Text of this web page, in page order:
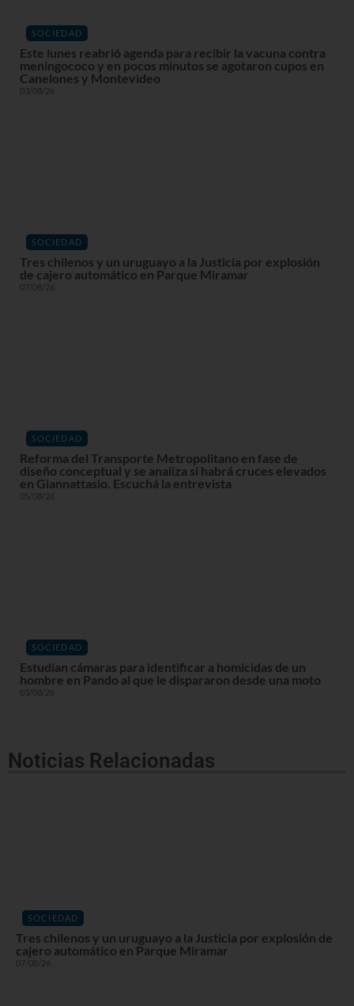
SOCIEDAD
Este lunes reabrió agenda para recibir la vacuna contra
meningococo y en pocos minutos se agotaron cupos en
Canelones y Montevideo
03/08/26
SOCIEDAD
Tres chilenos y un uruguayo a la Justicia por explosión
de cajero automático en Parque Miramar
07/08/26
SOCIEDAD
Reforma del Transporte Metropolitano en fase de
diseño conceptual y se analiza si habrá cruces elevados
en Giannattasio. Escuchá la entrevista
05/08/26
SOCIEDAD
Estudian cámaras para identificar a homicidas de un
hombre en Pando al que le dispararon desde una moto
03/08/26
Noticias Relacionadas
SOCIEDAD
Tres chilenos y un uruguayo a la Justicia por explosión de
cajero automático en Parque Miramar
07/08/26